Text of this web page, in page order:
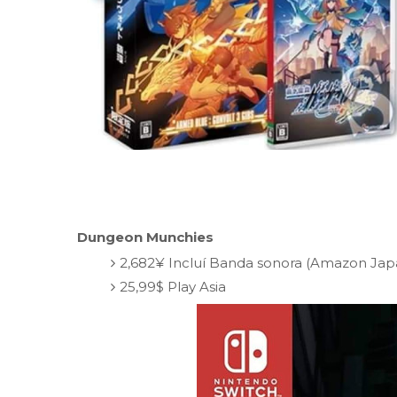
Dungeon Munchies
2,682¥ Incluí Banda sonora (Amazon
25,99$ Play Asia